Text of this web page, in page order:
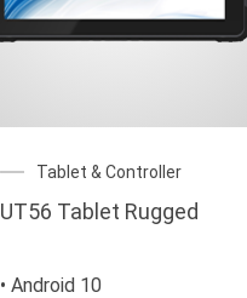
Tablet & Controller
UT56 Tablet Rugged
• Android 10